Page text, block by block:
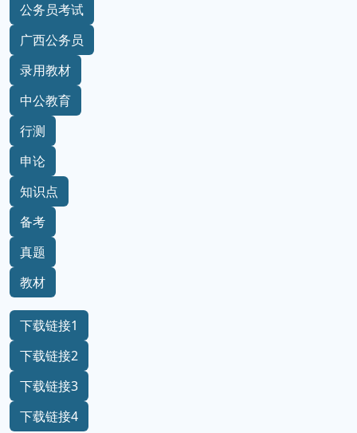
公务员考试
广西公务员
录用教材
中公教育
行测
申论
知识点
备考
真题
教材
下载链接1
下载链接2
下载链接3
下载链接4